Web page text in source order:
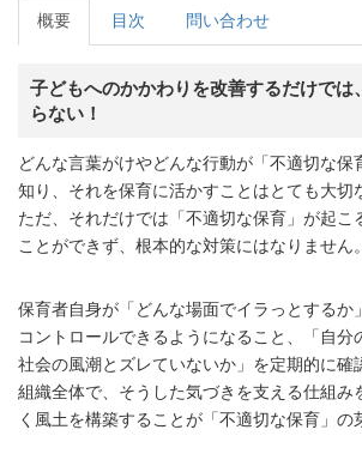
概要 目次 問い合わせ
子どもへのかかわりを改善するだけでは
らない！
どんな言葉がけやどんな行動が「不適切な保
知り、それを保育に活かすことはとても大切
ただ、それだけでは「不適切な保育」が起こ
ことができず、根本的な対策にはなりません。
保育者自身が「どんな場面でイラっとするか
コントロールできるようになること、「自分
社会の風潮とズレていないか」を定期的に確
組織全体で、そうした気づきを支える仕組み
く風土を構築することが「不適切な保育」の